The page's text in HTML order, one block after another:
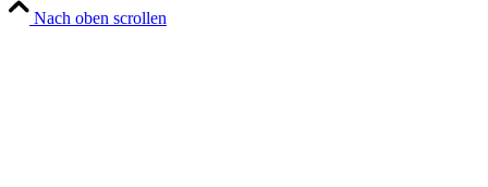
Nach oben scrollen